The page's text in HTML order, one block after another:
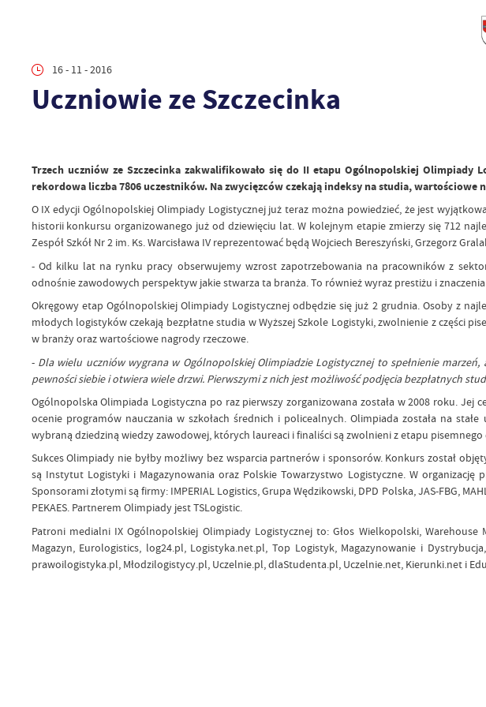
16 - 11 - 2016
Uczniowie ze Szczecinka
Trzech uczniów ze Szczecinka zakwalifikowało się do II etapu Ogólnopolskiej Olimpiady
rekordowa liczba 7806 uczestników. Na zwycięzców czekają indeksy na studia, wartościowe
O IX edycji Ogólnopolskiej Olimpiady Logistycznej już teraz można powiedzieć, że jest
historii konkursu organizowanego już od dziewięciu lat. W kolejnym etapie zmierzy się 712
Zespół Szkół Nr 2 im. Ks. Warcisława IV reprezentować będą Wojciech Bereszyński, Grzegorz
- Od kilku lat na rynku pracy obserwujemy wzrost zapotrzebowania na pracowników z
odnośnie zawodowych perspektyw jakie stwarza ta branża. To również wyraz prestiżu i
Okręgowy etap Ogólnopolskiej Olimpiady Logistycznej odbędzie się już 2 grudnia. Osoby z
młodych logistyków czekają bezpłatne studia w Wyższej Szkole Logistyki, zwolnienie z części
w branży oraz wartościowe nagrody rzeczowe.
- Dla wielu uczniów wygrana w Ogólnopolskiej Olimpiadzie Logistycznej to spełnienie
pewności siebie i otwiera wiele drzwi. Pierwszymi z nich jest możliwość podjęcia bezpłatnych
Ogólnopolska Olimpiada Logistyczna po raz pierwszy zorganizowana została w 2008 roku. Jej
ocenie programów nauczania w szkołach średnich i policealnych. Olimpiada została na
wybraną dziedziną wiedzy zawodowej, których laureaci i finaliści są zwolnieni z etapu
Sukces Olimpiady nie byłby możliwy bez wsparcia partnerów i sponsorów. Konkurs został
są Instytut Logistyki i Magazynowania oraz Polskie Towarzystwo Logistyczne. W
Sponsorami złotymi są firmy: IMPERIAL Logistics, Grupa Wędzikowski, DPD Polska, JAS-FBG,
PEKAES. Partnerem Olimpiady jest TSLogistic.
Patroni medialni IX Ogólnopolskiej Olimpiady Logistycznej to: Głos Wielkopolski,
Magazyn, Eurologistics, log24.pl, Logistyka.net.pl, Top Logistyk, Magazynowanie i
prawoilogistyka.pl, Młodzilogistycy.pl, Uczelnie.pl, dlaStudenta.pl, Uczelnie.net, Kierunki.net i